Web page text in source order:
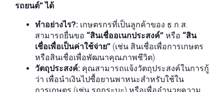
รถยนต์” ได้
ทำอย่างไร?: เกษตรกรที่เป็นลูกค้าของ ธ.ก.ส.
สามารถยื่นขอ “สินเชื่ออเนกประสงค์” หรือ “สิน
เชื่อเพื่อเป็นค่าใช้จ่าย” (เช่น สินเชื่อเพื่อการเกษตร
หรือสินเชื่อเพื่อพัฒนาคุณภาพชีวิต)
วัตถุประสงค์: คุณสามารถแจ้งวัตถุประสงค์ในการกู้
ว่า เพื่อนำเงินไปซื้อยานพาหนะสำหรับใช้ใน